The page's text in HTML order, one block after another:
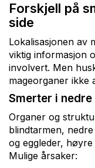
Forskjell på
side
Lokalisasjonen av
viktig informasjon
involvert. Men
mageorganer ikke
Smerter i
Organer og
blindtarmen,
og eggleder,
Mulige årsaker: